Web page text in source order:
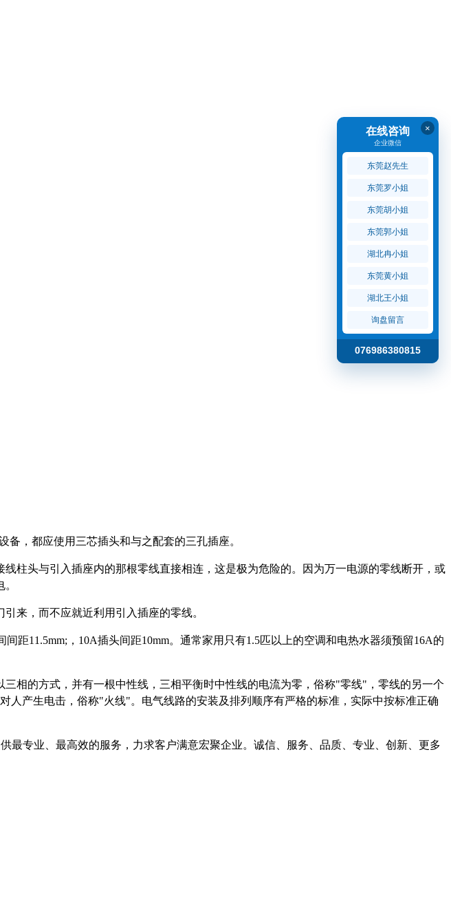
备，都应使用三芯插头和与之配套的三孔插座。
柱头与引入插座内的那根零线直接相连，这是极为危险的。因为万一电源的零线断开，或
来，而不应就近利用引入插座的零线。
距11.5mm;，10A插头间距10mm。通常家用只有1.5匹以上的空调和电热水器须预留16A的
相的方式，并有一根中性线，三相平衡时中性线的电流为零，俗称"零线"，零线的另一个
人产生电击，俗称"火线"。电气线路的安装及排列顺序有严格的标准，实际中按标准正确
专业、最高效的服务，力求客户满意宏聚企业。诚信、服务、品质、专业、创新、更多
×
在线咨询
企业微信
东莞赵先生
东莞罗小姐
东莞胡小姐
东莞郭小姐
湖北冉小姐
东莞黄小姐
湖北王小姐
询盘留言
076986380815